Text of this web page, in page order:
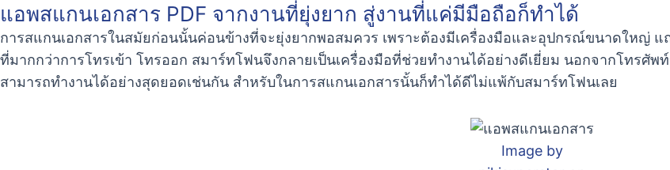
แอพสแกนเอกสาร PDF จากงานที่ยุ่งยาก สู่งานที่แค่มีมือถือก็ทำได้
การสแกนเอกสารในสมัยก่อนนั้นค่อนข้างที่จะยุ่งยากพอสมควร เพราะต้องมีเครื่องมือและอุปกรณ์ขนาดใหญ่
ที่มากกว่าการโทรเข้า โทรออก สมาร์ทโฟนจึงกลายเป็นเครื่องมือที่ช่วยทำงานได้อย่างดีเยี่ยม นอกจากโทร
สามารถทำงานได้อย่างสุดยอดเช่นกัน สำหรับในการสแกนเอกสารนั้นก็ทำได้ดีไม่แพ้กับสมาร์ทโฟนเลย
Image by